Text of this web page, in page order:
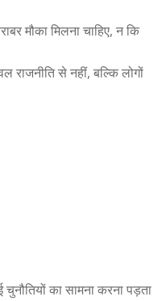
मौका मिलना चाहिए, न कि
राजनीति से नहीं, बल्कि लोगों
का सामना करना पड़ता